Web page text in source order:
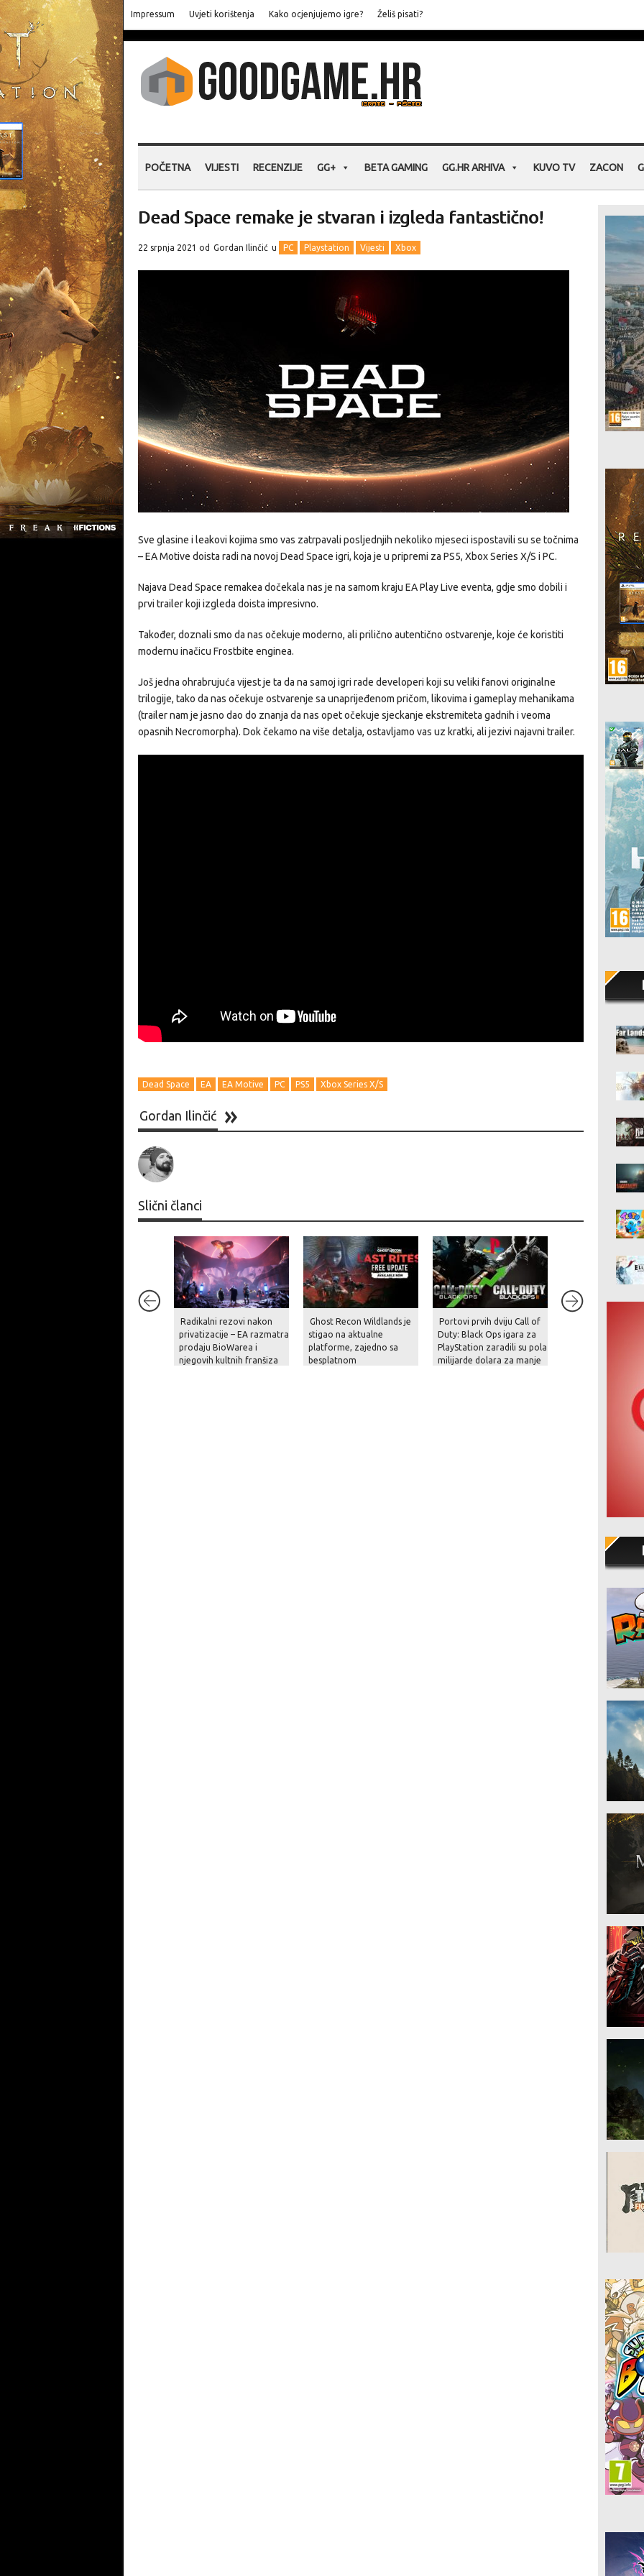
Impressum Uvjeti korištenja Kako ocjenjujemo igre? Želiš pisati?
POČETNA VIJESTI RECENZIJE GG+ BETA GAMING GG.HR ARHIVA KUVO TV ZACON
Dead Space remake je stvaran i izgleda fantastično!
22 srpnja 2021 od Gordan Ilinčić u PC Playstation Vijesti Xbox
Sve glasine i leakovi kojima smo vas zatrpavali posljednjih nekoliko mjeseci ispostavili su se točnima
– EA Motive doista radi na novoj Dead Space igri, koja je u pripremi za PS5, Xbox Series X/S i PC.
Najava Dead Space remakea dočekala nas je na samom kraju EA Play Live eventa, gdje smo dobili i
prvi trailer koji izgleda doista impresivno.
Također, doznali smo da nas očekuje moderno, ali prilično autentično ostvarenje, koje će koristiti
modernu inačicu Frostbite enginea.
Još jedna ohrabrujuća vijest je ta da na samoj igri rade developeri koji su veliki fanovi originalne
trilogije, tako da nas očekuje ostvarenje sa unaprijeđenom pričom, likovima i gameplay mehanikama
(trailer nam je jasno dao do znanja da nas opet očekuje sjeckanje ekstremiteta gadnih i veoma
opasnih Necromorpha). Dok čekamo na više detalja, ostavljamo vas uz kratki, ali jezivi najavni trailer.
Dead Space EA EA Motive PC PS5 Xbox Series X/S
Gordan Ilinčić
Slični članci
Radikalni rezovi nakon
privatizacije – EA razmatra
prodaju BioWarea i
njegovih kultnih franšiza
Ghost Recon Wildlands je
stigao na aktualne
platforme, zajedno sa
besplatnom
Portovi prvih dviju Call of
Duty: Black Ops igara za
PlayStation zaradili su pola
milijarde dolara za manje